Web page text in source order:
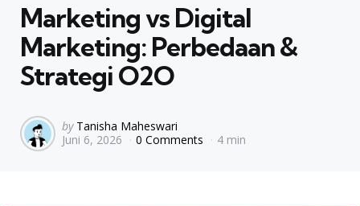
Marketing vs Digital
Marketing: Perbedaan &
Strategi O2O
Posted
by
by Tanisha Maheswari
Juni 6, 2026
0 Comments 4 min